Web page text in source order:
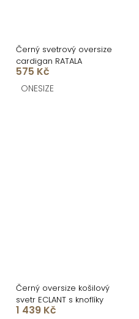
Černý svetrový oversize
cardigan RATALA
575 Kč
ONESIZE
Černý oversize košilový
svetr ECLANT s knoflíky
1 439 Kč